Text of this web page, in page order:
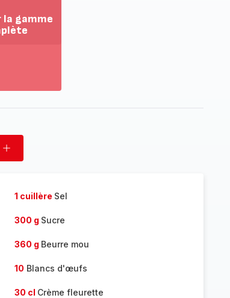
la gamme
Ajouter
1 cuillère Sel
300 g Sucre
360 g Beurre mou
10 Blancs d'œufs
30 cl Crème fleurette